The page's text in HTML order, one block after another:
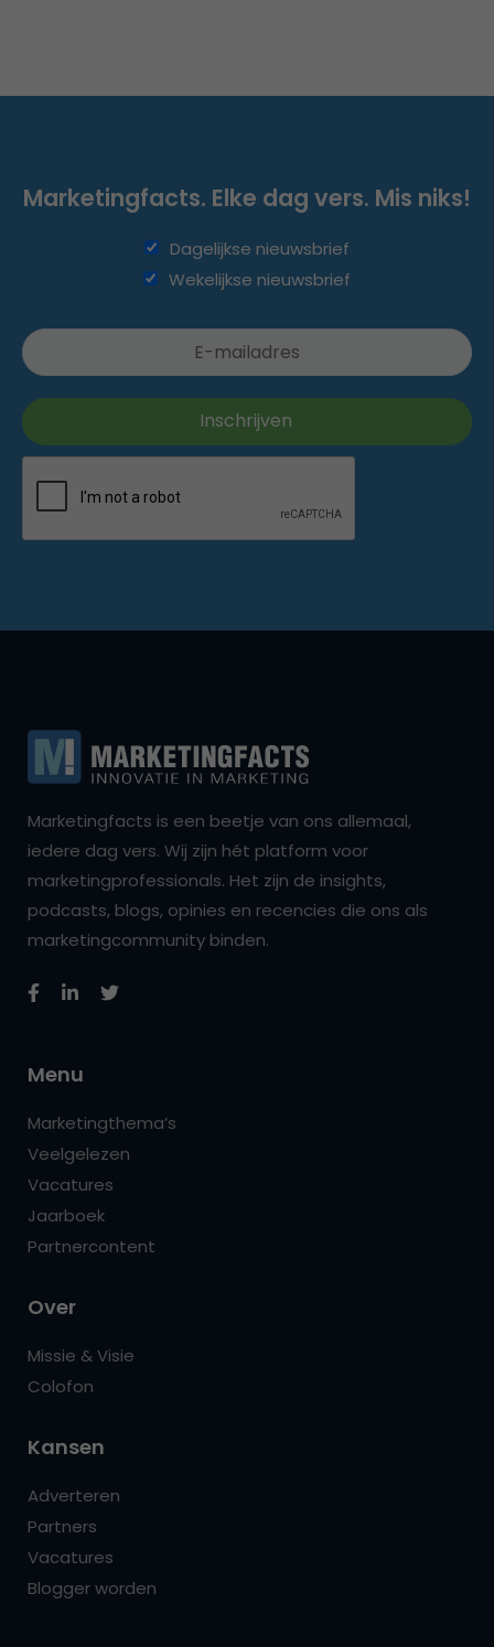
Marketingfacts. Elke dag vers. Mis niks!
Dagelijkse nieuwsbrief
Wekelijkse nieuwsbrief
Marketingfacts is een beetje van ons allemaal,
iedere dag vers. Wij zijn hét platform voor
marketingprofessionals. Het zijn de insights,
podcasts, blogs, opinies en recencies die ons als
marketingcommunity binden.
Menu
Marketingthema’s
Veelgelezen
Vacatures
Jaarboek
Partnercontent
Over
Missie & Visie
Colofon
Kansen
Adverteren
Partners
Vacatures
Blogger worden